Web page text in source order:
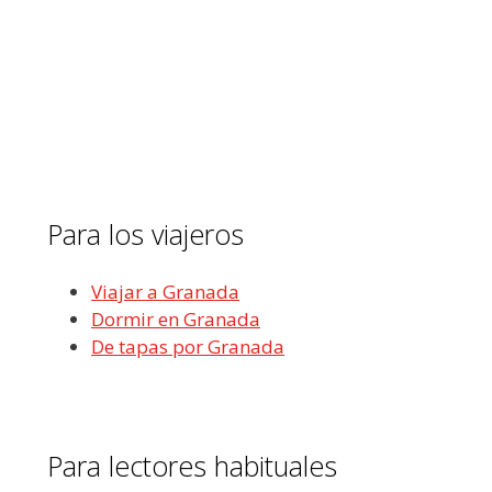
Para los viajeros
Viajar a Granada
Dormir en Granada
De tapas por Granada
Para lectores habituales